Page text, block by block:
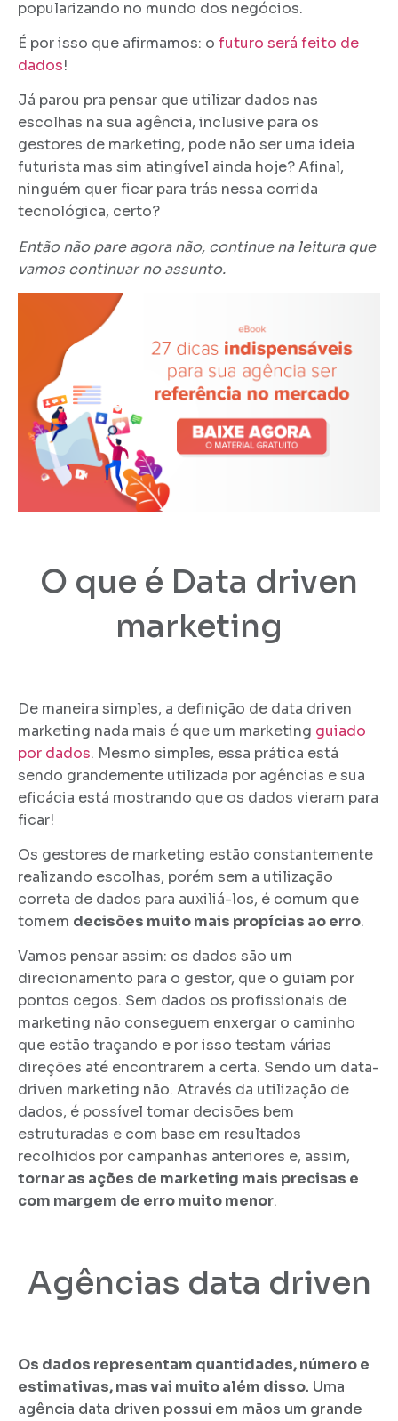
popularizando no mundo dos negócios.
É por isso que afirmamos: o futuro será feito de
dados!
Já parou pra pensar que utilizar dados nas
escolhas na sua agência, inclusive para os
gestores de marketing, pode não ser uma ideia
futurista mas sim atingível ainda hoje? Afinal,
ninguém quer ficar para trás nessa corrida
tecnológica, certo?
Então não pare agora não, continue na leitura que
vamos continuar no assunto.
O que é Data driven
marketing
De maneira simples, a definição de data driven
marketing nada mais é que um marketing guiado
por dados. Mesmo simples, essa prática está
sendo grandemente utilizada por agências e sua
eficácia está mostrando que os dados vieram para
ficar!
Os gestores de marketing estão constantemente
realizando escolhas, porém sem a utilização
correta de dados para auxiliá-los, é comum que
tomem decisões muito mais propícias ao erro.
Vamos pensar assim: os dados são um
direcionamento para o gestor, que o guiam por
pontos cegos. Sem dados os profissionais de
marketing não conseguem enxergar o caminho
que estão traçando e por isso testam várias
direções até encontrarem a certa. Sendo um data-
driven marketing não. Através da utilização de
dados, é possível tomar decisões bem
estruturadas e com base em resultados
recolhidos por campanhas anteriores e, assim,
tornar as ações de marketing mais precisas e
com margem de erro muito menor.
Agências data driven
Os dados representam quantidades, númeroe
estimativas, mas vai muito além disso. Uma
agência data driven possui em mãos um grande